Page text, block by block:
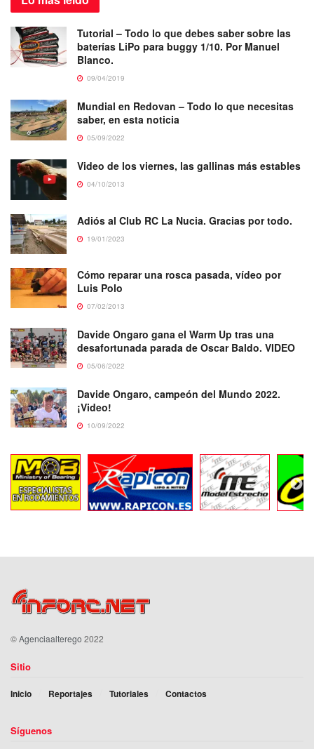
Tutorial – Todo lo que debes saber sobre las
baterías LiPo para buggy 1/10. Por Manuel
Blanco.
09/04/2019
Mundial en Redovan – Todo lo que necesitas
saber, en esta noticia
05/09/2022
Video de los viernes, las gallinas más estables
04/10/2013
Adiós al Club RC La Nucia. Gracias por todo.
19/01/2023
Cómo reparar una rosca pasada, vídeo por
Luis Polo
07/02/2013
Davide Ongaro gana el Warm Up tras una
desafortunada parada de Oscar Baldo. VIDEO
05/06/2022
Davide Ongaro, campeón del Mundo 2022.
¡Video!
10/09/2022
©Agenciaalterego 2022
Sitio
Inicio Reportajes Tutoriales Contactos
Síguenos